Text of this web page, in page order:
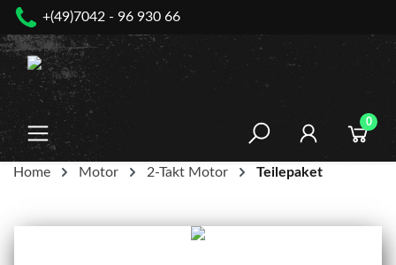
springen
+(49)7042 - 96 930 66
0
Home Motor 2-Takt Motor Teilepaket